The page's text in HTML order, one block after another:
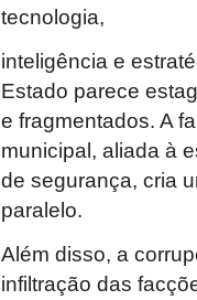
tecnologia,
inteligência e
Estado parece
e fragmentados. A
municipal, aliada à
de segurança, cria
paralelo.
Além disso, a
infiltração das